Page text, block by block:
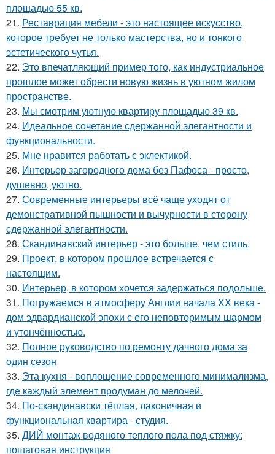
площадью 55 кв.
21. Реставрация мебели - это настоящее искусство,
которое требует не только мастерства, но и тонкого
эстетического чутья.
22. Это впечатляющий пример того, как индустриальное
прошлое может обрести новую жизнь в уютном жилом
пространстве.
23. Мы смотрим уютную квартиру площадью 39 кв.
24. Идеальное сочетание сдержанной элегантности и
функциональности.
25. Мне нравится работать с эклектикой.
26. Интерьер загородного дома без Пафоса - просто,
душевно, уютно.
27. Современные интерьеры всё чаще уходят от
демонстративной пышности и вычурности в сторону
сдержанной элегантности.
28. Скандинавский интерьер - это больше, чем стиль.
29. Проект, в котором прошлое встречается с
настоящим.
30. Интерьер, в котором хочется задержаться подольше.
31. Погружаемся в атмосферу Англии начала XX века -
дом эдвардианской эпохи с его неповторимым шармом
и утончённостью.
32. Полное руководство по ремонту дачного дома за
один сезон
33. Эта кухня - воплощение современного минимализма,
где каждый элемент продуман до мелочей.
34. По-скандинавски тёплая, лаконичная и
функциональная квартира - студия.
35. ДИЙ монтаж водяного теплого пола под стяжку:
пошаговая инструкция